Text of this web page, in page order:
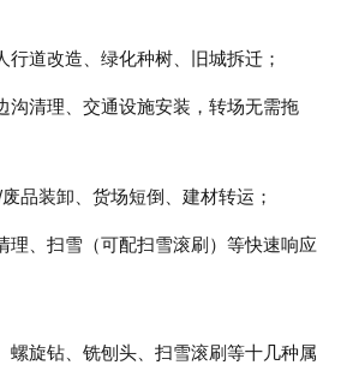
行道改造、绿化种树、旧城拆迁；
沟清理、交通设施安装，转场无需拖
品装卸、货场短倒、建材转运；
理、扫雪（可配扫雪滚刷）等快速响应
螺旋钻、铣刨头、扫雪滚刷等十几种属